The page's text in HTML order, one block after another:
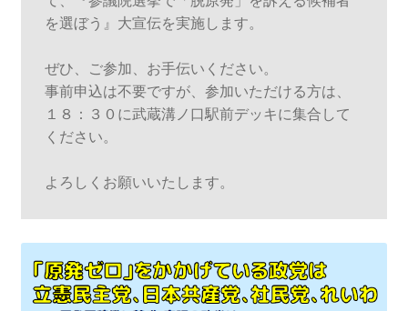
を選ぼう』大宣伝を実施します。
ぜひ、ご参加、お手伝いください。
事前申込は不要ですが、参加いただける方は、
１８：３０に武蔵溝ノ口駅前デッキに集合して
ください。
よろしくお願いいたします。